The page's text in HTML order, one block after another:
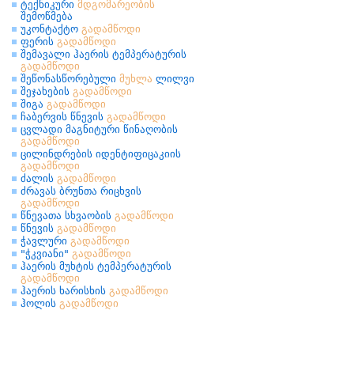
ტექნიკური მდგომარეობის
შემოწმება
უკონტაქტო გადამწოდი
ფერის გადამწოდი
შემავალი ჰაერის ტემპერატურის
გადამწოდი
შეწონასწორებული მუხლა ლილვი
შეჯახების გადამწოდი
შიგა გადამწოდი
ჩაბერვის წნევის გადამწოდი
ცვლადი მაგნიტური წინაღობის
გადამწოდი
ცილინდრების იდენტიფიცაკიის
გადამწოდი
ძალის გადამწოდი
ძრავას ბრუნთა რიცხვის
გადამწოდი
წნევათა სხვაობის გადამწოდი
წნევის გადამწოდი
ჭავლური გადამწოდი
"ჭკვიანი" გადამწოდი
ჰაერის მუხტის ტემპერატურის
გადამწოდი
ჰაერის ხარისხის გადამწოდი
ჰოლის გადამწოდი